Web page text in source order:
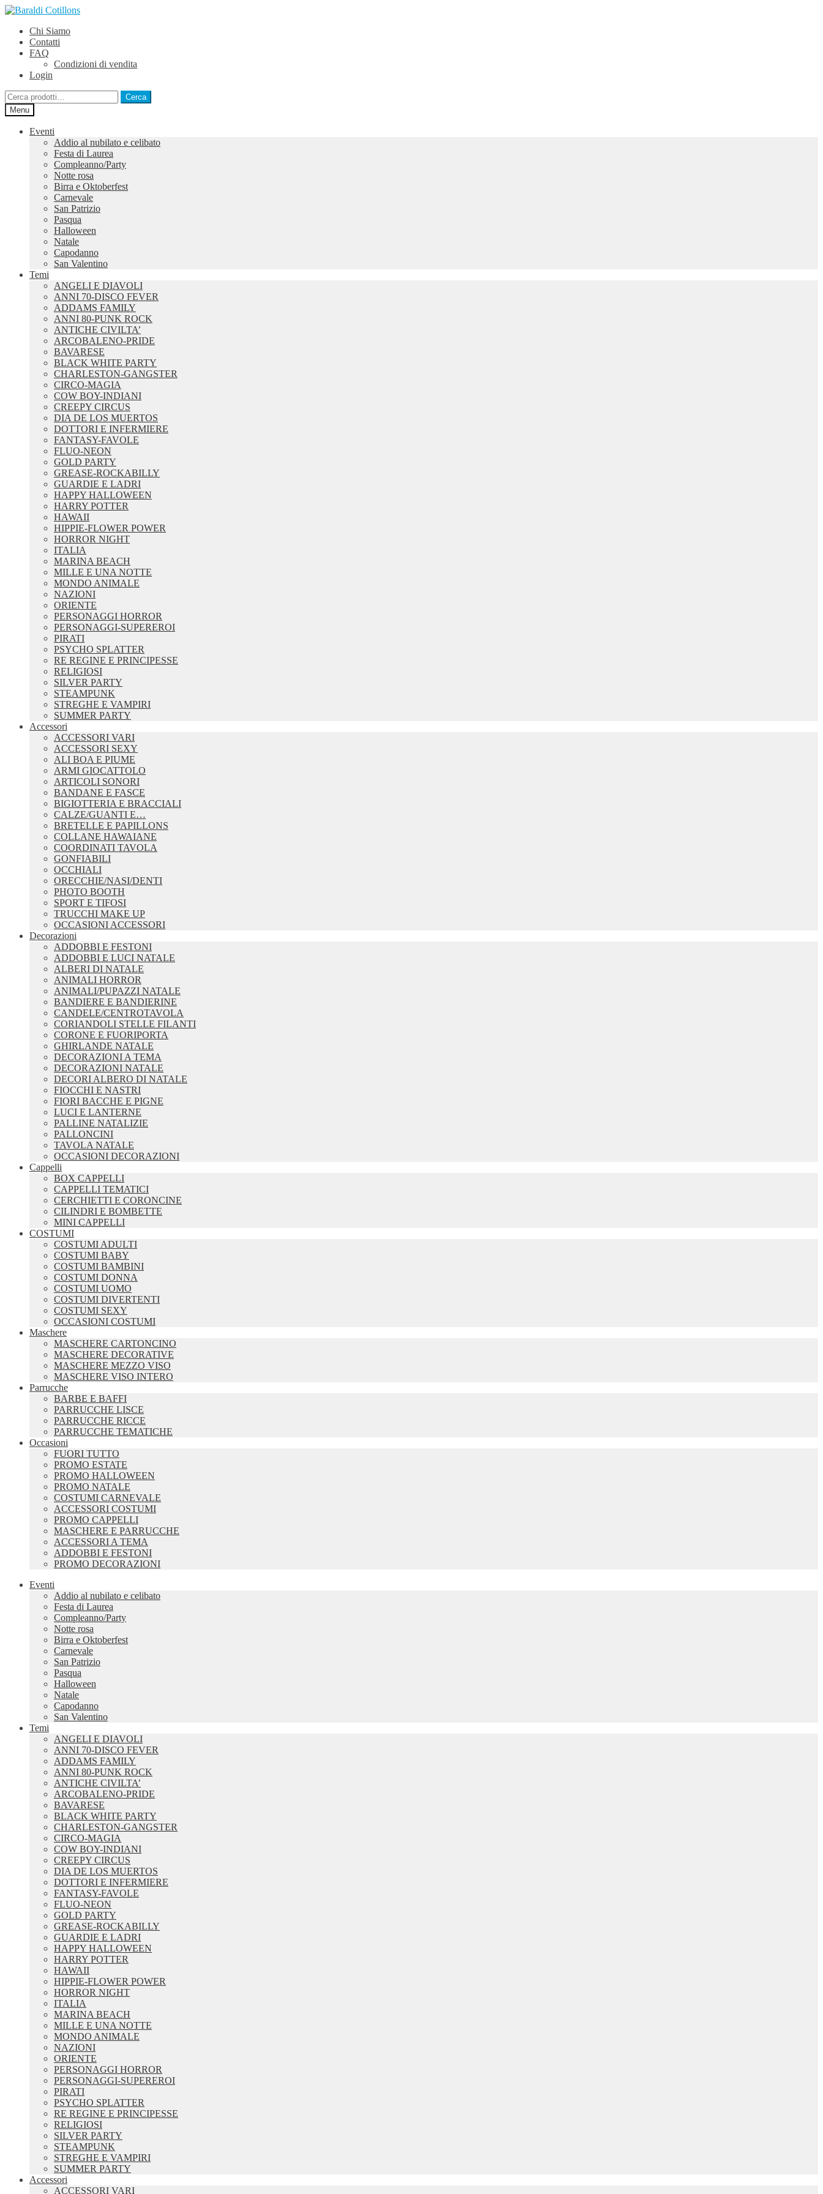
Vai
navigazione
Vai
contenutoChi Siamo
Contatti
FAQ
Condizioni di vendita
Login
Cerca:
Cerca
Menu
Eventi
Addio al nubilato e celibato
Festa di Laurea
Compleanno/Party
Notte rosa
Birra e Oktoberfest
Carnevale
San Patrizio
Pasqua
Halloween
Natale
Capodanno
San Valentino
Temi
ANGELI E DIAVOLI
ANNI 70-DISCO FEVER
ADDAMS FAMILY
ANNI 80-PUNK ROCK
ANTICHE CIVILTA’
ARCOBALENO-PRIDE
BAVARESE
BLACK WHITE PARTY
CHARLESTON-GANGSTER
CIRCO-MAGIA
COW BOY-INDIANI
CREEPY CIRCUS
DIA DE LOS MUERTOS
DOTTORI E INFERMIERE
FANTASY-FAVOLE
FLUO-NEON
GOLD PARTY
GREASE-ROCKABILLY
GUARDIE E LADRI
HAPPY HALLOWEEN
HARRY POTTER
HAWAII
HIPPIE-FLOWER POWER
HORROR NIGHT
ITALIA
MARINA BEACH
MILLE E UNA NOTTE
MONDO ANIMALE
NAZIONI
ORIENTE
PERSONAGGI HORROR
PERSONAGGI-SUPEREROI
PIRATI
PSYCHO SPLATTER
RE REGINE E PRINCIPESSE
RELIGIOSI
SILVER PARTY
STEAMPUNK
STREGHE E VAMPIRI
SUMMER PARTY
Accessori
ACCESSORI VARI
ACCESSORI SEXY
ALI BOA E PIUME
ARMI GIOCATTOLO
ARTICOLI SONORI
BANDANE E FASCE
BIGIOTTERIA E BRACCIALI
CALZE/GUANTI E…
BRETELLE E PAPILLONS
COLLANE HAWAIANE
COORDINATI TAVOLA
GONFIABILI
OCCHIALI
ORECCHIE/NASI/DENTI
PHOTO BOOTH
SPORT E TIFOSI
TRUCCHI MAKE UP
OCCASIONI ACCESSORI
Decorazioni
ADDOBBI E FESTONI
ADDOBBI E LUCI NATALE
ALBERI DI NATALE
ANIMALI HORROR
ANIMALI/PUPAZZI NATALE
BANDIERE E BANDIERINE
CANDELE/CENTROTAVOLA
CORIANDOLI STELLE FILANTI
CORONE E FUORIPORTA
GHIRLANDE NATALE
DECORAZIONI A TEMA
DECORAZIONI NATALE
DECORI ALBERO DI NATALE
FIOCCHI E NASTRI
FIORI BACCHE E PIGNE
LUCI E LANTERNE
PALLINE NATALIZIE
PALLONCINI
TAVOLA NATALE
OCCASIONI DECORAZIONI
Cappelli
BOX CAPPELLI
CAPPELLI TEMATICI
CERCHIETTI E CORONCINE
CILINDRI E BOMBETTE
MINI CAPPELLI
COSTUMI
COSTUMI ADULTI
COSTUMI BABY
COSTUMI BAMBINI
COSTUMI DONNA
COSTUMI UOMO
COSTUMI DIVERTENTI
COSTUMI SEXY
OCCASIONI COSTUMI
Maschere
MASCHERE CARTONCINO
MASCHERE DECORATIVE
MASCHERE MEZZO VISO
MASCHERE VISO INTERO
Parrucche
BARBE E BAFFI
PARRUCCHE LISCE
PARRUCCHE RICCE
PARRUCCHE TEMATICHE
Occasioni
FUORI TUTTO
PROMO ESTATE
PROMO HALLOWEEN
PROMO NATALE
COSTUMI CARNEVALE
ACCESSORI COSTUMI
PROMO CAPPELLI
MASCHERE E PARRUCCHE
ACCESSORI A TEMA
ADDOBBI E FESTONI
PROMO DECORAZIONI
Eventi
Addio al nubilato e celibato
Festa di Laurea
Compleanno/Party
Notte rosa
Birra e Oktoberfest
Carnevale
San Patrizio
Pasqua
Halloween
Natale
Capodanno
San Valentino
Temi
ANGELI E DIAVOLI
ANNI 70-DISCO FEVER
ADDAMS FAMILY
ANNI 80-PUNK ROCK
ANTICHE CIVILTA’
ARCOBALENO-PRIDE
BAVARESE
BLACK WHITE PARTY
CHARLESTON-GANGSTER
CIRCO-MAGIA
COW BOY-INDIANI
CREEPY CIRCUS
DIA DE LOS MUERTOS
DOTTORI E INFERMIERE
FANTASY-FAVOLE
FLUO-NEON
GOLD PARTY
GREASE-ROCKABILLY
GUARDIE E LADRI
HAPPY HALLOWEEN
HARRY POTTER
HAWAII
HIPPIE-FLOWER POWER
HORROR NIGHT
ITALIA
MARINA BEACH
MILLE E UNA NOTTE
MONDO ANIMALE
NAZIONI
ORIENTE
PERSONAGGI HORROR
PERSONAGGI-SUPEREROI
PIRATI
PSYCHO SPLATTER
RE REGINE E PRINCIPESSE
RELIGIOSI
SILVER PARTY
STEAMPUNK
STREGHE E VAMPIRI
SUMMER PARTY
Accessori
ACCESSORI VARI